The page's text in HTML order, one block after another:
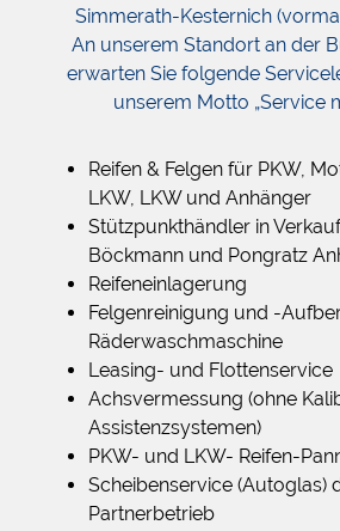
Simmerath-Kesternich
An unserem Standort an der
erwarten Sie folgende
unserem Motto „Service
Reifen & Felgen für PKW,
LKW, LKW und Anhänger
Stützpunkthändler in
Böckmann und Pongratz
Reifeneinlagerung
Felgenreinigung und -
Räderwaschmaschine
Leasing- und Flottenservice
Achsvermessung (ohne
Assistenzsystemen)
PKW- und LKW- Reifen-
Scheibenservice (Autoglas)
Partnerbetrieb